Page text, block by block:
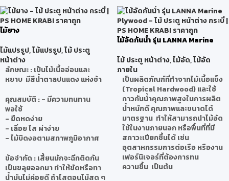
ไม้ยาง
ไม้แปรรูป,ไม้แปรรูป,ไม้ ประตู
หน้าต่าง
ลักษณะ: เป็นไม้เนื้ออ่อนและ
หยาบ มีสีน้ำตาลปนแดง แห่งช้า
คุณสมบัติ : - มีความทนทาน
พอใช้
- ยืดหดง่าย
- เลื่อย ไส ผ่าง่าย
- ไม้บิดงอตามสภาพภูมิอากาศ
ข้อจำกัด : เสี้ยนมักจะฉีกติดกัน
เป็นขลุยออกมา ทำให้ขัดหรือทา
น้ำมันไม่ค่อยดี ถ้าไสตอนไม้สด ๆ
ไม้อัดกันน้ำ รุ่น LANNA Marine
ไม้ ประตู หน้าต่าง,ไม้อัด,ไม้อัด
ภายใน
เป็นผลิตภัณฑ์ที่ทำจากไม้เนื้อแข็ง
(Tropical Hardwood) และใช้
กาวกันน้ำคุณภาพสูงในการผลิต
น้ำหนักดี คุณภาพและขนาดได้
มาตรฐาน ทำให้สามารถนำไม้อัด
ใช้ในงานภายนอก หรือพื้นที่ที่มี
สภาวะเปียกชื้นได้ เช่น
อุตสาหกรรมการต่อเรือ หรืองาน
เฟอร์นิเจอร์ที่ต้องการทน
ความชื้น เป็นต้น